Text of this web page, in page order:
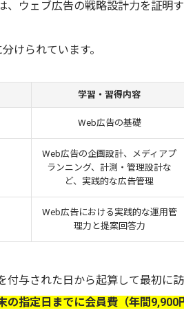
、ウェブ広告の戦略設計力を証明
けられています。
学習・習得内容
Web広告の基礎
Web広告の企画設計、メディアプ
ランニング、計測・管理設計な
ど、実践的な広告管理
Web広告における実践的な運用管
理力と提案回答力
付与された日から起算して最初に
の指定日までに会員費（年間9,900